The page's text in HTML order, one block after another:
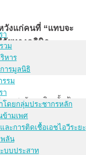
า
วม
หาร
ารมูลนิธิ
รรม
า
โดยกลุ่มประชากรหลัก
ามเพศ
ละการติดเชื้อเอชไอวีระยะ
พลัน
บบประสาท
วังแก่คนที่ “แทบจะ
จัยทางคลินิก
องสหรัฐอเมริกาตั้งเป้า
นิจฉัยว่าติดไวรัส
ไรก็ตาม ในปีคศ. 2021 มี
-วีเท่านั้นที่สามรถกด
รัสแบบกินทุกวัน